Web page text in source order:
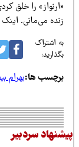
را خلق کردی تا
می‌مانی. اینک
اشتراک
ها:بهرام بیضایی
سردبیر